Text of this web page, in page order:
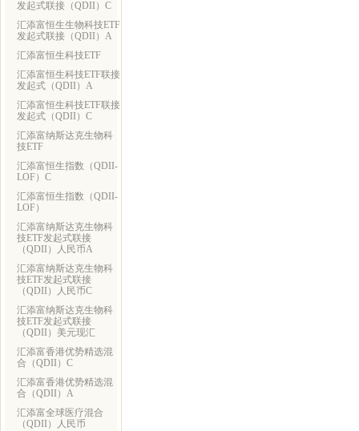
发起式联接（QDII）C
汇添富恒生生物科技ETF
发起式联接（QDII）A
汇添富恒生科技ETF
汇添富恒生科技ETF联接
发起式（QDII）A
汇添富恒生科技ETF联接
发起式（QDII）C
汇添富纳斯达克生物科
技ETF
汇添富恒生指数（QDII-
LOF）C
汇添富恒生指数（QDII-
LOF）
汇添富纳斯达克生物科
技ETF发起式联接
（QDII）人民币A
汇添富纳斯达克生物科
技ETF发起式联接
（QDII）人民币C
汇添富纳斯达克生物科
技ETF发起式联接
（QDII）美元现汇
汇添富香港优势精选混
合（QDII）C
汇添富香港优势精选混
合（QDII）A
汇添富全球医疗混合
（QDII）人民币